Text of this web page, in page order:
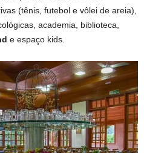
(tênis, futebol e vôlei de areia),
academia, biblioteca,
e espaço kids.